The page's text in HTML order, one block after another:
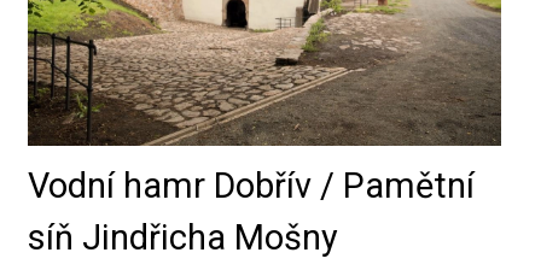
Vodní hamr Dobřív / Pamětní
síň Jindřicha Mošny